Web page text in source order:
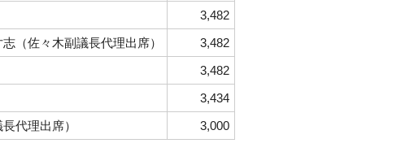
3,482
（佐々木副議長代理出席）
3,482
3,482
3,434
代理出席） 3,000